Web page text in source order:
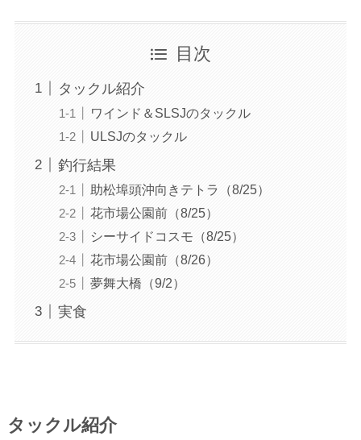
目次
タックル紹介
ワインド＆SLSJのタックル
ULSJのタックル
釣行結果
助松埠頭沖向きテトラ（8/25）
花市場公園前（8/25）
シーサイドコスモ（8/25）
花市場公園前（8/26）
夢舞大橋（9/2）
実食
タックル紹介